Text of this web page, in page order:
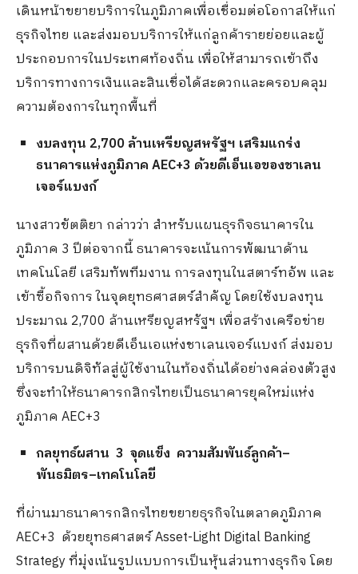
เดินหน้าขยายบริการในภูมิภาคเพื่อเชื่อมต่อโอกาสให้แก่
ธุรกิจไทย และส่งมอบบริการให้แก่ลูกค้ารายย่อยและผู้
ประกอบการในประเทศท้องถิ่น เพื่อให้สามารถเข้าถึง
บริการทางการเงินและสินเชื่อได้สะดวกและครอบคลุม
ความต้องการในทุกพื้นที่
งบลงทุน 2,700 ล้านเหรียญสหรัฐฯ เสริมแกร่ง
ธนาคารแห่งภูมิภาคAEC+3 ด้วยดีเอ็นเอของชาเลน
เจอร์แบงก์
นางสาวขัตติยา กล่าวว่า สำหรับแผนธุรกิจธนาคารใน
ภูมิภาค 3 ปีต่อจากนี้ ธนาคารจะเน้นการพัฒนาด้าน
เทคโนโลยี เสริมทัพทีมงาน การลงทุนในสตาร์ทอัพ และ
เข้าซื้อกิจการ ในจุดยุทธศาสตร์สำคัญ โดยใช้งบลงทุน
ประมาณ 2,700 ล้านเหรียญสหรัฐฯ เพื่อสร้างเครือข่าย
ธุรกิจที่ผสานด้วยดีเอ็นเอแห่งชาเลนเจอร์แบงก์ ส่งมอบ
บริการบนดิจิทัลสู่ผู้ใช้งานในท้องถิ่นได้อย่างคล่องตัวสูง
ซึ่งจะทำให้ธนาคารกสิกรไทยเป็นธนาคารยุคใหม่แห่ง
ภูมิภาค AEC+3
กลยุทธ์ผสาน 3 จุดแข็ง ความสัมพันธ์ลูกค้า–
พันธมิตร–เทคโนโลยี
ที่ผ่านมาธนาคารกสิกรไทยขยายธุรกิจในตลาดภูมิภาค
AEC+3 ด้วยยุทธศาสตร์ Asset-Light Digital Banking
Strategy ที่มุ่งเน้นรูปแบบการเป็นหุ้นส่วนทางธุรกิจ โดย